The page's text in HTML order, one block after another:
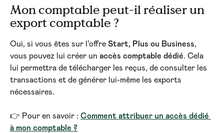
Mon comptable peut-il réaliser un
export comptable ?
Oui, si vous êtes sur l’offre Start, Plus ou Business,
vous pouvez lui créer un accès comptable dédié. Cela
lui permettra de télécharger les reçus, de consulter les
transactions et de générer lui-même les exports
nécessaires.
👉 Pour en savoir : Comment attribuer un accès dédié
à mon comptable ?